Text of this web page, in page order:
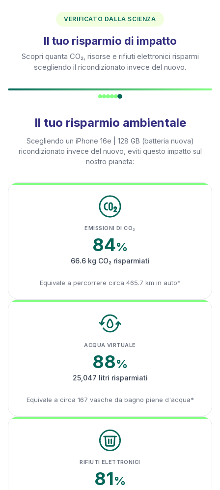
VERIFICATO DALLA SCIENZA
Il tuo risparmio di impatto
Scopri quanta CO₂, risorse e rifiuti elettronici risparmi
scegliendo il ricondizionato invece del nuovo.
Il tuo risparmio ambientale
Scegliendo un iPhone 16e | 128 GB (batteria nuova)
ricondizionato invece del nuovo, eviti questo impatto sul
nostro pianeta:
EMISSIONI DI CO₂
84%
66.6 kg CO₂ risparmiati
Equivale a percorrere circa 465.7 km in auto*
ACQUA VIRTUALE
88%
25,047 litri risparmiati
Equivale a circa 167 vasche da bagno piene d'acqua*
RIFIUTI ELETTRONICI
81%